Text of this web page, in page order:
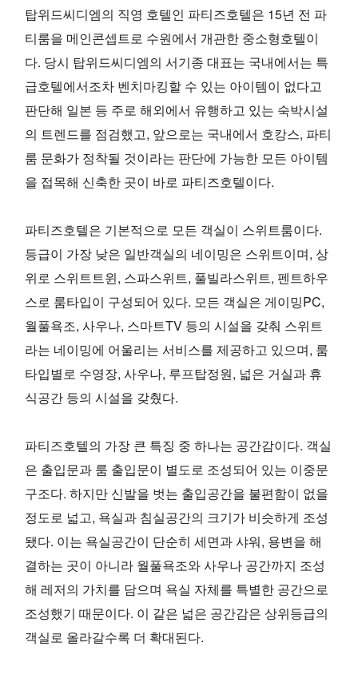
탑위드씨디엠의 직영 호텔인 파티즈호텔은 15년 전 파
티룸을 메인콘셉트로 수원에서 개관한 중소형호텔이
다. 당시 탑위드씨디엠의 서기종 대표는 국내에서는 특
급호텔에서조차 벤치마킹할 수 있는 아이템이 없다고
판단해 일본 등 주로 해외에서 유행하고 있는 숙박시설
의 트렌드를 점검했고, 앞으로는 국내에서 호캉스, 파티
룸 문화가 정착될 것이라는 판단에 가능한 모든 아이템
을 접목해 신축한 곳이 바로 파티즈호텔이다.
파티즈호텔은 기본적으로 모든 객실이 스위트룸이다.
등급이 가장 낮은 일반객실의 네이밍은 스위트이며, 상
위로 스위트트윈, 스파스위트, 풀빌라스위트, 펜트하우
스로 룸타입이 구성되어 있다. 모든 객실은 게이밍PC,
월풀욕조, 사우나, 스마트TV 등의 시설을 갖춰 스위트
라는 네이밍에 어울리는 서비스를 제공하고 있으며, 룸
타입별로 수영장, 사우나, 루프탑정원, 넓은 거실과 휴
식공간 등의 시설을 갖췄다.
파티즈호텔의 가장 큰 특징 중 하나는 공간감이다. 객실
은 출입문과 룸 출입문이 별도로 조성되어 있는 이중문
구조다. 하지만 신발을 벗는 출입공간을 불편함이 없을
정도로 넓고, 욕실과 침실공간의 크기가 비슷하게 조성
됐다. 이는 욕실공간이 단순히 세면과 샤워, 용변을 해
결하는 곳이 아니라 월풀욕조와 사우나 공간까지 조성
해 레저의 가치를 담으며 욕실 자체를 특별한 공간으로
조성했기 때문이다. 이 같은 넓은 공간감은 상위등급의
객실로 올라갈수록 더 확대된다.